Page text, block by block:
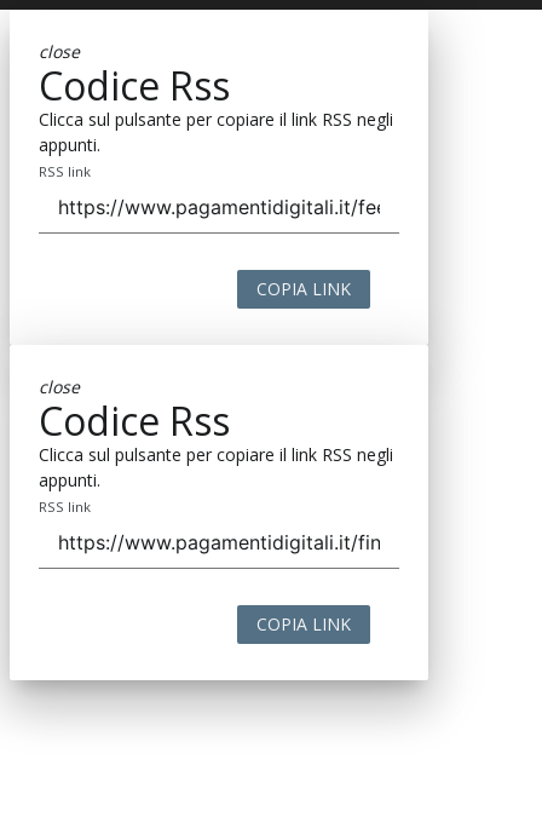
close
Codice Rss
Clicca sul pulsante per copiare il link RSS negli
appunti.
RSS link
COPIA LINK
close
Codice Rss
Clicca sul pulsante per copiare il link RSS negli
appunti.
RSS link
COPIA LINK